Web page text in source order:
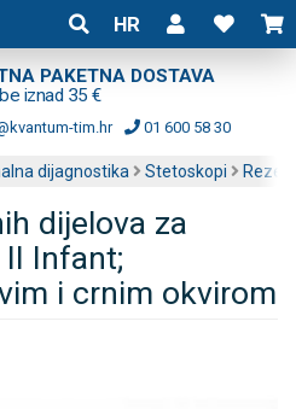
HR
PAKETNA DOSTAVA
iznad 35 €
tim.hr 01 600 58 30
dijagnostika Stetoskopi
dijelova za
Infant;
i crnim okvirom